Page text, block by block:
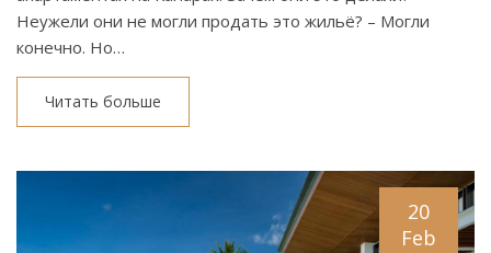
Неужели они не могли продать это жильё? – Могли
конечно. Но…
Читать больше
20
Feb